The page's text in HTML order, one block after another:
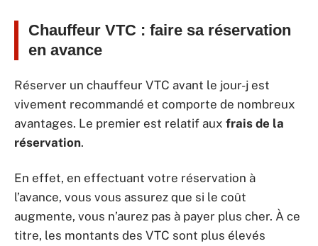
Chauffeur VTC : faire sa réservation
en avance
Réserver un chauffeur VTC avant le jour-j est
vivement recommandé et comporte de nombreux
avantages. Le premier est relatif aux frais de la
réservation.
En effet, en effectuant votre réservation à
l’avance, vous vous assurez que si le coût
augmente, vous n’aurez pas à payer plus cher. À ce
titre, les montants des VTC sont plus élevés